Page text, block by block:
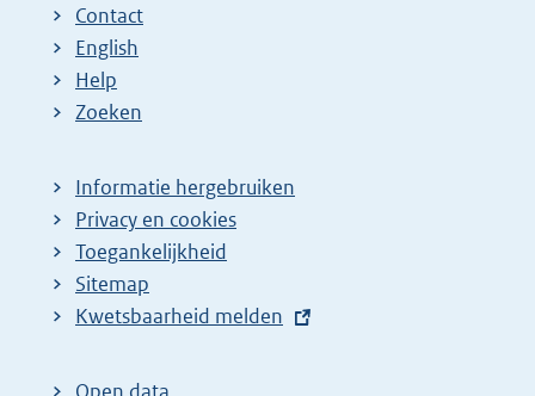
Contact
English
Help
Zoeken
Informatie hergebruiken
Privacy en cookies
Toegankelijkheid
Sitemap
E
t
Kwetsbaarheid melden